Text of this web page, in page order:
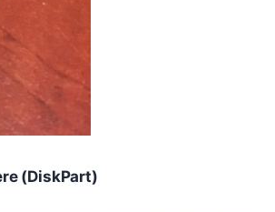
(DiskPart)